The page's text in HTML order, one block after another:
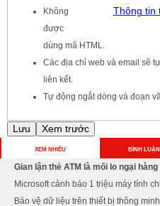
Thông tin
Không
được
dùng mã HTML.
Các địa chỉ web và email sẽ
liên kết.
Tự động ngắt dòng và đoạn
XEM NHIỀU BÌNH
Gian lận thẻ ATM là mối lo ngại
Microsoft cảnh báo 1 triệu máy tính
Bảo vệ dữ liệu trên thiết bị thông minh